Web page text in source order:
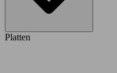
Platten